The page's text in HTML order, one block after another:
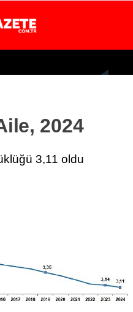
26.1
İSTANBUL
2024
3,11 oldu